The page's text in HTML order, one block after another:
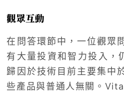
觀眾互動
在問答環節中，一位觀眾
有大量投資和智力投入，
歸因於技術目前主要集中
些產品與普通人無關。